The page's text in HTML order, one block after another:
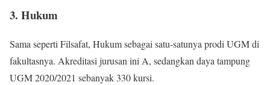
3. Hukum
Sama seperti Filsafat, Hukum sebagai satu-satunya prodi UGM di
fakultasnya. Akreditasi jurusan ini A, sedangkan daya tampung
UGM 2020/2021 sebanyak 330 kursi.